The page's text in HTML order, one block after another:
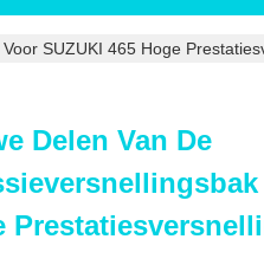
SUZUKI 465 Hoge
Delen Van De